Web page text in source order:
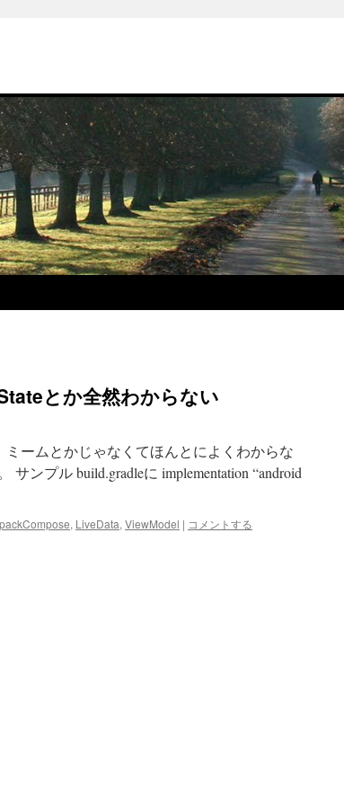
とか全然わからない
ームとかじゃなくてほんとによくわからな
ンプル build.gradleに implementation “android
, LiveData, ViewModel | コメントする